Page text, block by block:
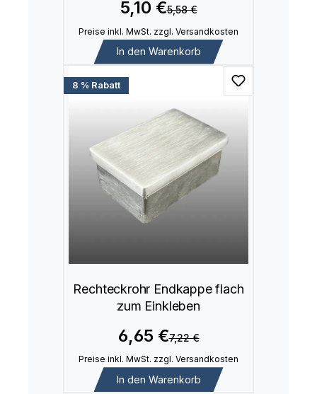
5,10 €5,58 €
Preise inkl. MwSt. zzgl. Versandkosten
In den Warenkorb
8 % Rabatt
Rechteckrohr Endkappe flach
zum Einkleben
6,65 €7,22 €
Preise inkl. MwSt. zzgl. Versandkosten
In den Warenkorb